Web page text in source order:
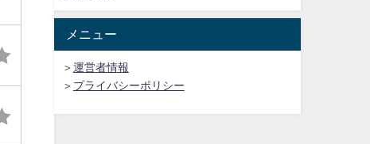
メニュー
＞ 運営者情報
＞ プライバシーポリシー